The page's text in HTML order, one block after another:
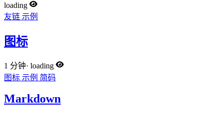
loading
友链 示例
图标
1 分钟· loading
图标 示例 简码
Markdown